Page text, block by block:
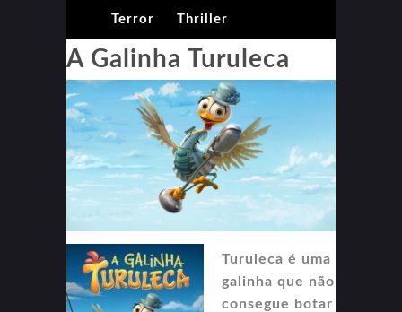
Terror Thriller
A Galinha Turuleca
Turuleca é uma
galinha que não
consegue botar